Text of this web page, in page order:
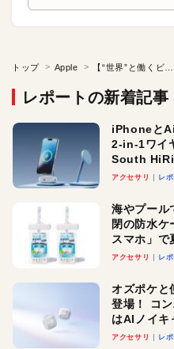
トップ Apple
レポートの新着記事
iPhoneと
2-in-1ワイ
South
ースでおし
アクセサリ レポ
海やプール
閉の防水
スマホ」で
アクセサリ レポ
オズポケと
登場！ コ
はAIノイキ
アクセサリ レポ